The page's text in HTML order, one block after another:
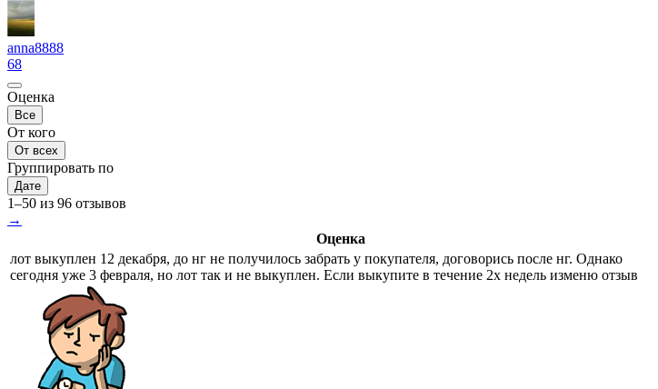
anna8888
68
Оценка
Все
От кого
От всех
Группировать по
Дате
1–50 из 96 отзывов
→
Оценка
лот выкуплен 12 декабря, до нг не получилось забрать у покупателя, договорись после нг. Однако
сегодня уже 3 февраля, но лот так и не выкуплен. Если выкупите в течение 2х недель изменю отзыв